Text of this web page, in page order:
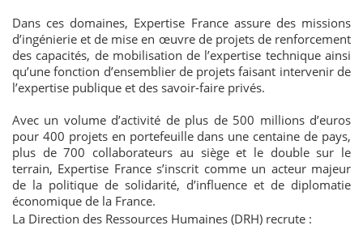
Dans ces domaines, Expertise France assure des missions
d’ingénierie et de mise en œuvre de projets de renforcement
des capacités, de mobilisation de l’expertise technique ainsi
qu’une fonction d’ensemblier de projets faisant intervenir de
l’expertise publique et des savoir-faire privés.
Avec un volume d’activité de plus de 500 millions d’euros
pour 400 projets en portefeuille dans une centaine de pays,
plus de 700 collaborateurs au siège et le double sur le
terrain, Expertise France s’inscrit comme un acteur majeur
de la politique de solidarité, d’influence et de diplomatie
économique de la France.
La Direction des Ressources Humaines (DRH) recrute :